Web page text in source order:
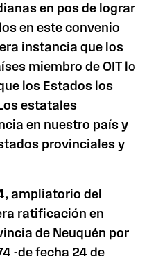
en pos de lograr
en este convenio
instancia que los
miembro de OIT lo
los Estados los
estatales
en nuestro país y
provinciales y
ampliatorio del
ratificación en
de Neuquén por
-de fecha 24 de